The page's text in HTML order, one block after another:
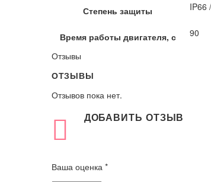
Степень защиты IP66
Время работы двигателя, с
90
Отзывы
ОТЗЫВЫ
Отзывов пока нет.
ДОБАВИТЬ ОТЗЫВ
Ваша оценка *